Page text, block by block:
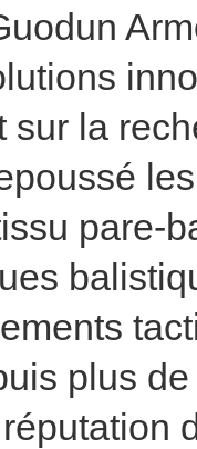
sur la
pare-
plus